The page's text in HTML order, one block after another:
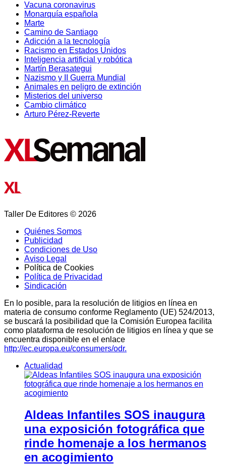
Vacuna coronavirus
Monarquía española
Marte
Camino de Santiago
Adicción a la tecnología
Racismo en Estados Unidos
Inteligencia artificial y robótica
Martín Berasategui
Nazismo y II Guerra Mundial
Animales en peligro de extinción
Misterios del universo
Cambio climático
Arturo Pérez-Reverte
Taller De Editores © 2026
Quiénes Somos
Publicidad
Condiciones de Uso
Aviso Legal
Política de Cookies
Política de Privacidad
Sindicación
En lo posible, para la resolución de litigios en línea en
materia de consumo conforme Reglamento (UE) 524/2013,
se buscará la posibilidad que la Comisión Europea facilita
como plataforma de resolución de litigios en línea y que se
encuentra disponible en el enlace
http://ec.europa.eu/consumers/odr.
Actualidad
Aldeas Infantiles SOS inaugura
una exposición fotográfica que
rinde homenaje a los hermanos
en acogimiento